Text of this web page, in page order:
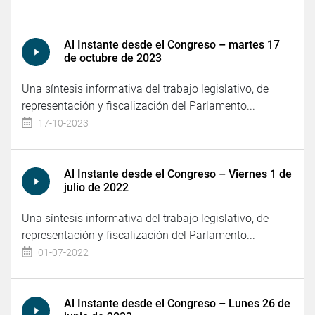
Al Instante desde el Congreso – martes 17
de octubre de 2023
Una síntesis informativa del trabajo legislativo, de
representación y fiscalización del Parlamento...
17-10-2023
Al Instante desde el Congreso – Viernes 1 de
julio de 2022
Una síntesis informativa del trabajo legislativo, de
representación y fiscalización del Parlamento...
01-07-2022
Al Instante desde el Congreso – Lunes 26 de